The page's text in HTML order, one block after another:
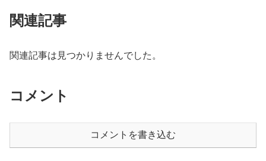
関連記事
関連記事は見つかりませんでした。
コメント
コメントを書き込む